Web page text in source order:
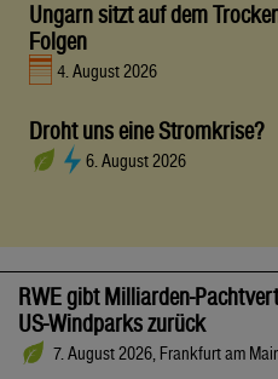
Ungarn sitzt auf dem
Folgen
4. August 2026
Droht uns eine Stromkrise?
6. August 2026
RWE gibt Milliarden-
US-Windparks zurück
7. August 2026, Frankfurt am